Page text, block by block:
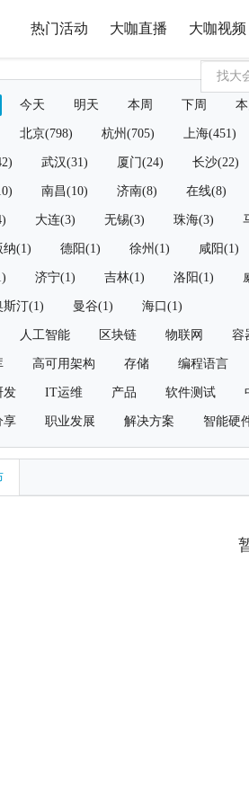
热门活动 大咖直播 大咖视频
今天 明天 本周 下周
北京(798) 杭州(705) 上海(451)
武汉(31) 厦门(24) 长沙(22)
南昌(10) 济南(8) 在线(8)
大连(3) 无锡(3) 珠海(3)
纳(1) 德阳(1) 徐州(1) 咸阳(1)
济宁(1) 吉林(1) 洛阳(1)
斯汀(1) 曼谷(1) 海口(1)
人工智能 区块链 物联网 容
高可用架构 存储 编程语言
发 IT运维 产品 软件测试
享 职业发展 解决方案 智能硬